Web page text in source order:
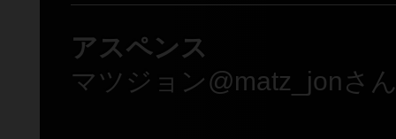
アスペンス
マツジョン@matz_jonさ